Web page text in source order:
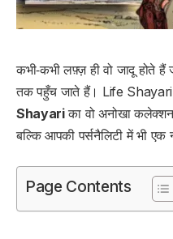
कभी‑कभी लफ़्ज़ ही वो जादू होते
तक पहुँच जाते हैं। Life Shayari
Shayariका वो अनोखा
बल्कि आपकी पर्सनैलिटी में भी एक
Page Contents